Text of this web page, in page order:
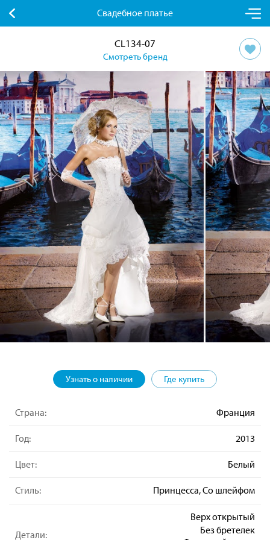
Свадебное платье
CL134-07
Смотреть бренд
Узнать о наличии Где купить
Страна: Франция
Год: 2013
Цвет: Белый
Стиль: Принцесса, Со шлейфом
Детали:
Верх открытый
Без бретелек